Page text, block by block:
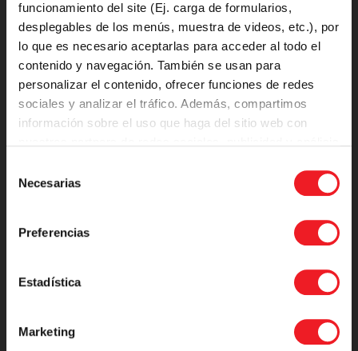
funcionamiento del site (Ej. carga de formularios,
desplegables de los menús, muestra de videos, etc.), por
lo que es necesario aceptarlas para acceder al todo el
contenido y navegación. También se usan para
personalizar el contenido, ofrecer funciones de redes
sociales y analizar el tráfico. Además, compartimos
información sobre el uso que haga del sitio web con
Necesarias
Preferencias
Estadística
Marketing
Trademark Notice
Resources
For Current Students
For Alumni
Support Maynooth